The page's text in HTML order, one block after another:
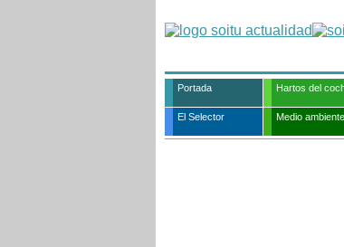
Portada Hartos del
El Selector Medio ambiente